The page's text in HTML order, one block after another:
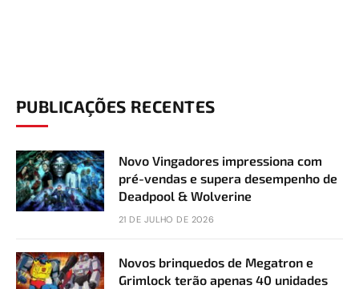
PUBLICAÇÕES RECENTES
Novo Vingadores impressiona com
pré-vendas e supera desempenho de
Deadpool & Wolverine
21 DE JULHO DE 2026
Novos brinquedos de Megatron e
Grimlock terão apenas 40 unidades